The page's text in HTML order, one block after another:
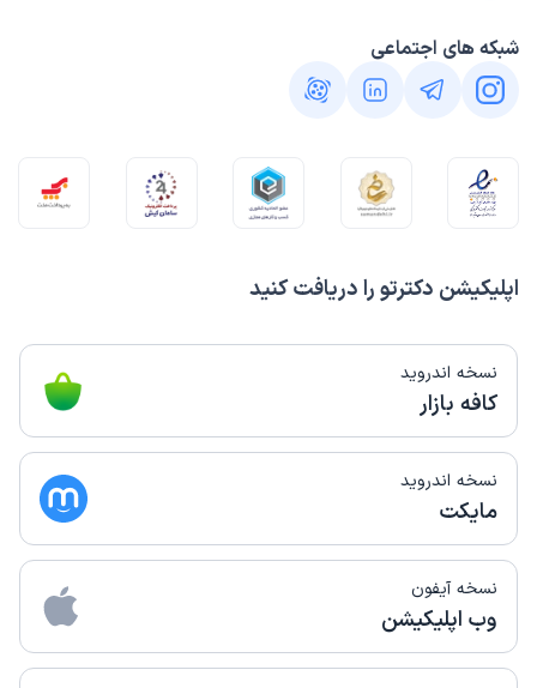
اپلیکیشن دکترتو را دریافت کنید
نسخه اندروید
کافه بازار
نسخه اندروید
مایکت
نسخه آیفون
وب اپلیکیشن
شبکه های اجتماعی